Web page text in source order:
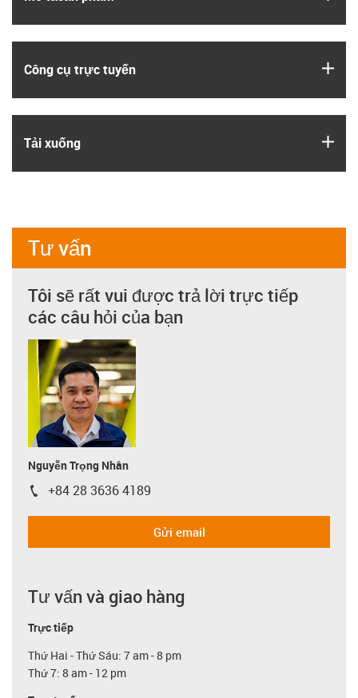
Công cụ trực tuyến
Tải xuống
Tư vấn
Tôi sẽ rất vui được trả lời trực tiếp
các câu hỏi của bạn
Nguyễn Trọng Nhân
igus-icon-phone
+84 28 3636 4189
Gửi email
Tư vấn và giao hàng
Trực tiếp
Thứ Hai - Thứ Sáu: 7 am - 8 pm
Thứ 7: 8 am - 12 pm